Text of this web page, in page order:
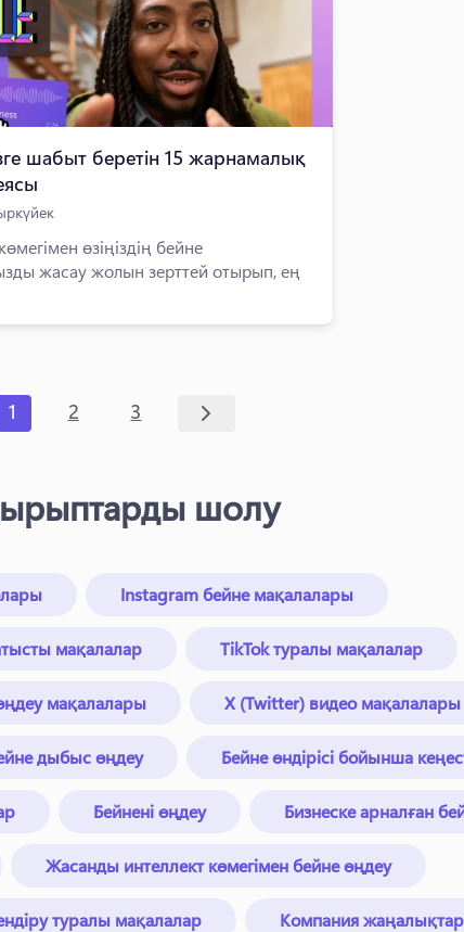
шабыт беретін 15 жарнамалық
өзіңіздің бейне
жасау жолын зерттей отырып, ең
1 2 3
шолу
Instagram бейне мақалалары
мақалалар TikTok туралы мақалалар
мақалалары X (Twitter) видео мақалалары
дыбыс өңдеу Бейне өндірісі бойынша
Бейнені өңдеу Бизнеске арналған
Жасанды интеллект көмегімен бейне өңдеу
туралы мақалалар Компания